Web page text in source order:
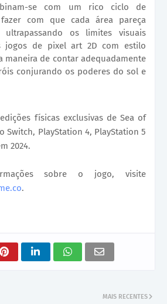
se com um rico ciclo de
com que cada área pareça
ultrapassando os limites visuais
jogos de pixel art 2D com estilo
maneira de contar adequadamente
conjurando os poderes do sol e
físicas exclusivas de Sea of
Switch, PlayStation 4, PlayStation 5
2024.
sobre o jogo, visite
.
MAIS RECENTES